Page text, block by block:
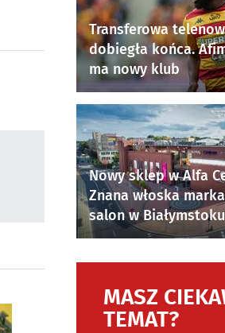
Transferowa
dobiegła końca.
ma nowy klub
Nowy sklep w Alfa
Znana włoska
salon w Białymstoku
MASZ
TEMAT?